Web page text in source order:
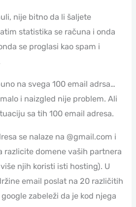
nije bitno da li šaljete
statistika se računa i onda
se proglasi kao spam i
na svega 100 email adrsa…
i naizgled nije problem. Ali
sa tih 100 email adresa.
se nalaze na @gmail.com i
razlicite domene vaših partnera
njih koristi isti hosting). U
email poslat na 20 različitih
zabeleži da je kod njega